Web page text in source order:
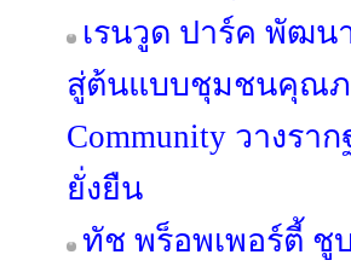
เรนวูด ปาร์ค พัฒน
สู่ต้นแบบชุมชนคุณภ
Community วางรา
ยั่งยืน
ทัช พร็อพเพอร์ตี้ ชูบ